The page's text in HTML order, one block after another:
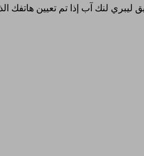
ليبري لنك آب إذا تم تعيين هاتفك